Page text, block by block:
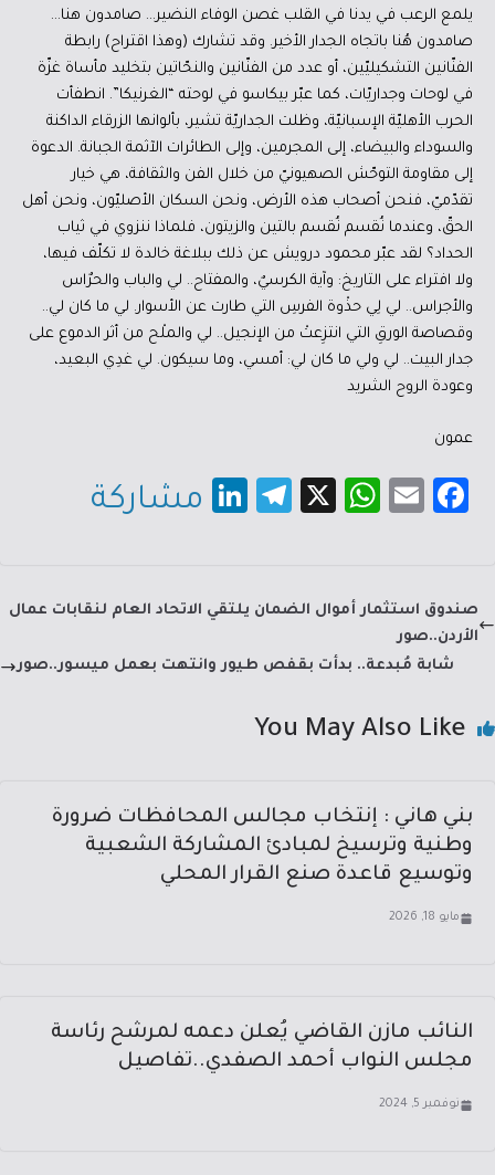
يلمع الرعب في يدنا في القلب غصن الوفاء النضير… صامدون هنا…
صامدون هُنا باتجاه الجدار الأخير. وقد تشارك (وهذا اقتراح) رابطة
الفنّانين التشكيليّين، أو عدد من الفنّانين والنحّاتين بتخليد مأساة غزّة
في لوحات وجداريّات، كما عبّر بيكاسو في لوحته “الغرنيكا”. انطفأت
الحرب الأهليّة الإسبانيّة، وظلت الجداريّة تشير، بألوانها الزرقاء الداكنة
والسوداء والبيضاء، إلى المجرمين، وإلى الطائرات الآثمة الجبانة. الدعوة
إلى مقاومة التوحّش الصهيونيّ من خلال الفن والثقافة، هي خيار
تقدّميّ، فنحن أصحاب هذه الأرض، ونحن السكان الأصليّون، ونحن أهل
الحقّ، وعندما نُقسم نُقسم بالتين والزيتون، فلماذا ننزوي في ثياب
الحداد؟ لقد عبّر محمود درويش عن ذلك ببلاغة خالدة لا تكلّف فيها،
ولا افتراء على التاريخ: وآية الكرسيٌ، والمفتاح.. لي والباب والحرٌاس
والأجراس.. لي لِي حذْوة الفرسِ التي طارت عن الأسوار. لي ما كان لي..
وقصاصة الورقِ التي انتزِعتْ من الإنجيل.. لي والملْح من أثر الدموع على
جدار البيت.. لي ولي ما كان لي: أمسي، وما سيكون. لي غدِي البعيد،
وعودة الروح الشريد
عمون
Fa
b
o
ok
E
W
sA
p
X
Te
a
Li
dI
مشاركة
صندوق استثمار أموال الضمان يلتقي الاتحاد العام لنقابات عمال
الأردن..صور
شابة مُبدعة.. بدأت بقفص طيور وانتهت بعمل ميسور..صور
You May Also Like
بني هاني : إنتخاب مجالس المحافظات ضرورة
وطنية وترسيخ لمبادئ المشاركة الشعبية
وتوسيع قاعدة صنع القرار المحلي
مايو 18, 2026
النائب مازن القاضي يُعلن دعمه لمرشح رئاسة
مجلس النواب أحمد الصفدي..تفاصيل
نوفمبر 5, 2024